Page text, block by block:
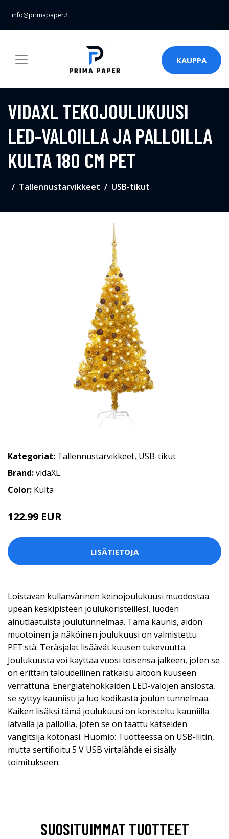
info@primapaper.fi
KAUPPA
VIDAXL TEKOJOULUKUUSI
LED-VALOILLA JA PALLOILLA
KULTA 180 CM PET
Tallennustarvikkeet USB-tikut
Kategoriat: Tallennustarvikkeet, USB-tikut
Brand:vidaXL
Color: Kulta
122.99 EUR
LISÄTIETOJA
Loistavan kullanvärinen keinojoulukuusi muodostaa
upean keskipisteen joulukoristeillesi, luoden
ainutlaatuista joulutunnelmaa. Tämä kaunis, aidon
muotoinen ja näköinen joulukuusi on valmistettu
PET:stä. Teräsjalat lisäävät kuusen tukevuutta.
Joulukuusta voi käyttää vuosi toisensa jälkeen, joten se
on erittäin taloudellinen ratkaisu aitoon kuuseen
verrattuna. Energiatehokkaiden LED-valojen ansiosta,
se syttyy kauniisti ja luo kodikasta joulun tunnelmaa.
Kaiken lisäksi tämä joulukuusi on koristeltu kauniilla
latvalla ja palloilla, joten se on taattu katseiden
vangitsija kotonasi. Huomio: Tuotteessa on USB-liitin,
mutta sertifioitu 5 V USB virtalähde ei sisälly
toimitukseen.
SUOSITUIMMAT TUOTTEET